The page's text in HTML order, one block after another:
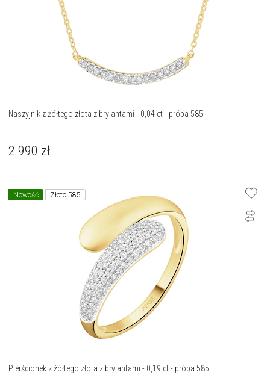
Naszyjnik z żółtego złota z brylantami - 0,04 ct - próba 585
2 990 zł
Nowość Złoto 585
Pierścionek z żółtego złota z brylantami - 0,19 ct - próba 585